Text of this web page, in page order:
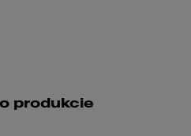
produkcie